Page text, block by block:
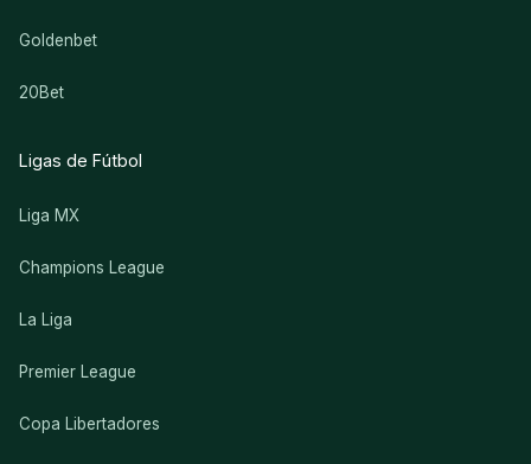
Goldenbet
20Bet
Ligas de Fútbol
Liga MX
Champions League
La Liga
Premier League
Copa Libertadores